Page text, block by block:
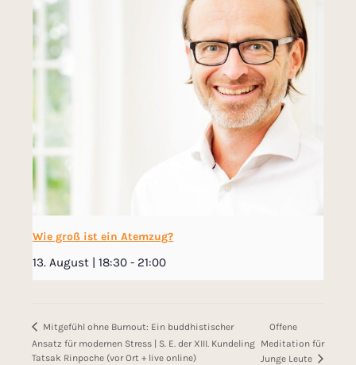
Wie groß ist ein Atemzug?
13. August | 18:30 - 21:00
Mitgefühl ohne Burnout: Ein buddhistischer
Ansatz für modernen Stress | S. E. der XIII. Kundeling
Tatsak Rinpoche (vor Ort + live online)
Offene
Meditation für
Junge Leute